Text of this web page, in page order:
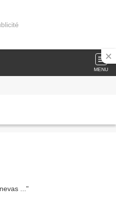
MENU